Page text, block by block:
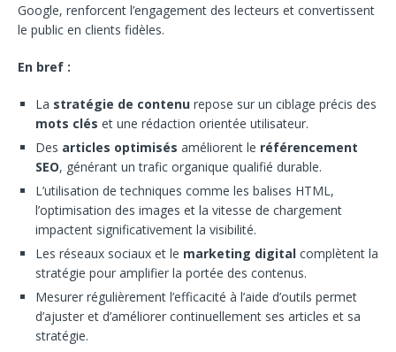
Google, renforcent l’engagement des lecteurs et convertissent
le public en clients fidèles.
En bref :
La stratégie de contenu repose sur un ciblage précis des
mots clés et une rédaction orientée utilisateur.
Des articles optimisés améliorent le référencement
SEO, générant un trafic organique qualifié durable.
L’utilisation de techniques comme les balises HTML,
l’optimisation des images et la vitesse de chargement
impactent significativement la visibilité.
Les réseaux sociaux et le marketing digital complètent la
stratégie pour amplifier la portée des contenus.
Mesurer régulièrement l’efficacité à l’aide d’outils permet
d’ajuster et d’améliorer continuellement ses articles et sa
stratégie.